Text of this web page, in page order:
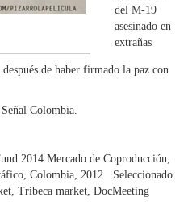
del M-19
asesinado en
extrañas
de haber firmado la paz con
Colombia.
2014 Mercado de Coproducción,
Colombia, 2012 Seleccionado
Tribeca market, DocMeeting